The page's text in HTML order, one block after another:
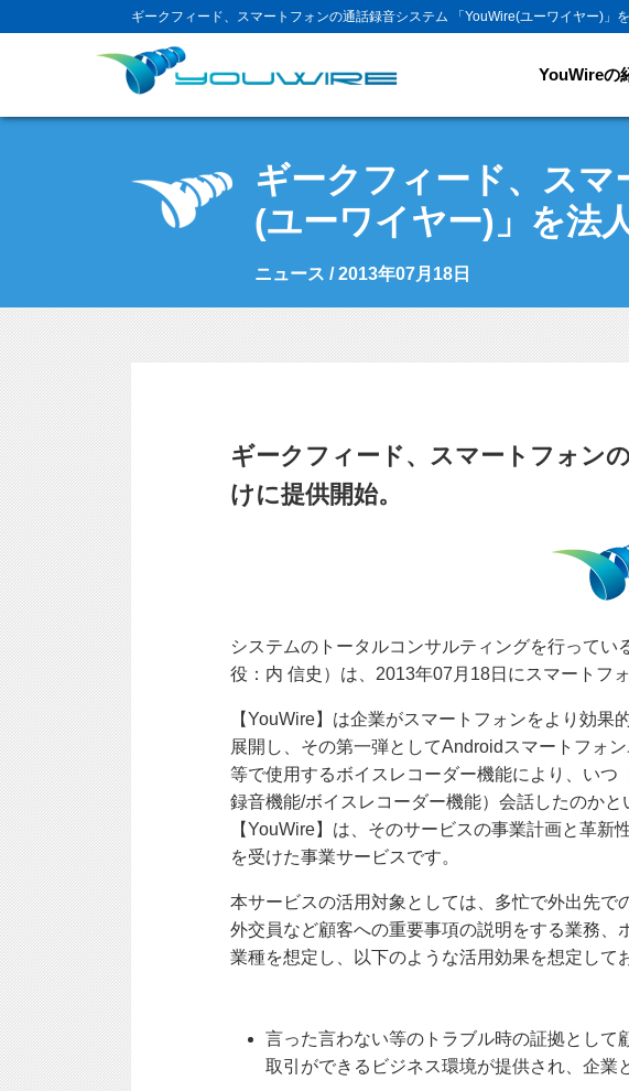
ギークフィード、スマートフォンの通話録音システム 「YouWire(ユーワイヤー)」
YouWireの
ギークフィード、ス
(ユーワイヤー)」を法
ニュース / 2013年07月18日
ギークフィード、スマートフォン
けに提供開始。
システムのトータルコンサルティングを行って
役：内 信史）は、2013年07月18日にスマートフ
【YouWire】 は企業がスマートフォンをより効果
展開し、その第一弾としてAndroidスマートフォ
等で使用するボイスレコーダー機能により、 いつ
録音機能/ボイスレコーダー機能）会話したのか
【YouWire】 は、そのサービスの事業計画と革新
を受けた事業サービスです。
本サービスの活用対象としては、多忙で外出先
外交員など顧客への重要事項の説明をする業務
業種を想定し、以下のような活用効果を想定して
言った言わない等のトラブル時の証拠として
取引ができるビジネス環境が提供され、企業